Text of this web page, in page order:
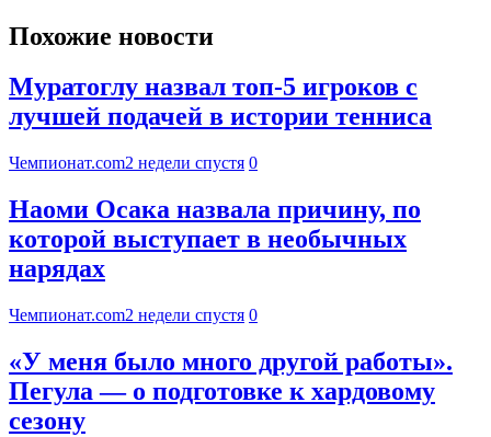
Похожие новости
Муратоглу назвал топ-5 игроков с
лучшей подачей в истории тенниса
Чемпионат.com2 недели спустя 0
Наоми Осака назвала причину, по
которой выступает в необычных
нарядах
Чемпионат.com2 недели спустя 0
«У меня было много другой работы».
Пегула — о подготовке к хардовому
сезону